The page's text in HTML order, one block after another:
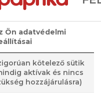
a
Ön adatvédelmi
kötelező sütik
aktívak és nincs
hozzájárulásra)